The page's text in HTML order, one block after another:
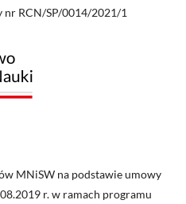
nr RCN/SP/0014/2021/1
MNiSW na podstawie umowy
r. w ramach programu